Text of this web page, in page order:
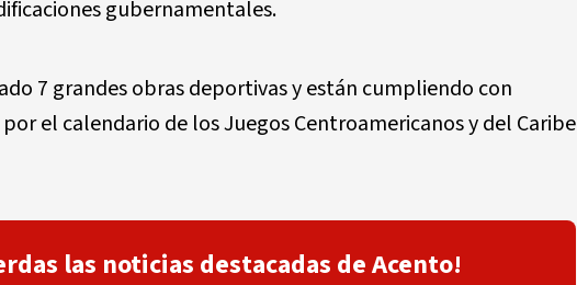
gubernamentales.
7 grandes obrasdeportivas y están cumpliendo con
por el calendario de losJuegos Centroamericanos y del Caribe
las noticias destacadas de Acento!